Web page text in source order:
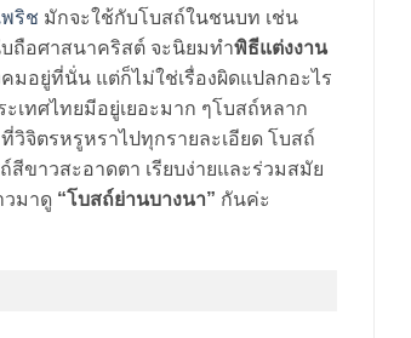
พริช มักจะใช้กับโบสถ์ในชนบท เช่น
บถือศาสนาคริสต์ จะนิยมทำพิธีแต่งงาน
อยู่ที่นั่น แต่ก็ไม่ใช่เรื่องผิดแปลกอะไร
เทศไทยมีอยู่เยอะมาก ๆโบสถ์หลาก
จิตรหรูหราไปทุกรายละเอียด โบสถ์
ขาวสะอาดตา เรียบง่ายและร่วมสมัย
วมาดู “โบสถ์ย่านบางนา” กันค่ะ